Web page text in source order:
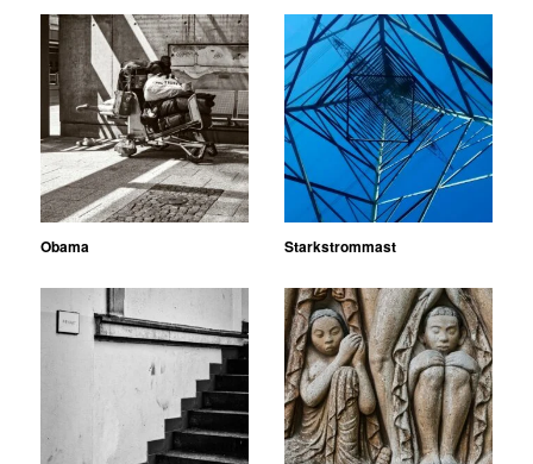
Obama Starkstrommast